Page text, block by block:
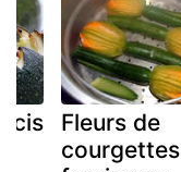
Fleurs de
courgettes